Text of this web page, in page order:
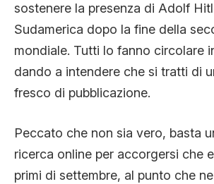
sostenere la presenza di Adolf
Sudamerica dopo la fine della
mondiale. Tutti lo fanno circolare
dando a intendere che si tratti di
fresco di pubblicazione.
Peccato che non sia vero, basta
ricerca online per accorgersi che
primi di settembre, al punto che